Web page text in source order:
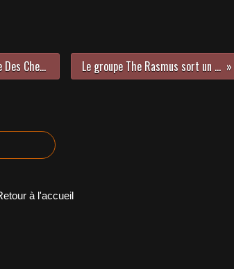
« Le Défunt » au Théâtre La Croisée Des Chemins, nous y étions ! Le groupe The Rasmus sort un nouveau titre !
à l'accueil